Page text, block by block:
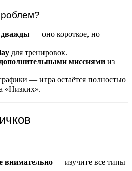
дважды — оно короткое, но
для тренировок.
миссиями из
— игра остаётся полностью
«Низких».
внимательно — изучите все типы